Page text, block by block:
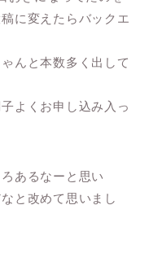
に変えたらバックエ
んと本数多く出して
よくお申し込み入っ
あるなーと思い
と改めて思いまし